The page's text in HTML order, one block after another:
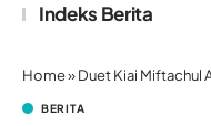
Indeks Berita
Home»Duet Kiai Miftachul
BERITA